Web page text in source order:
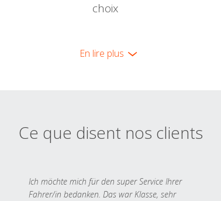
choix
En lire plus
Ce que disent nos clients
Ich möchte mich für den super Service Ihrer
Fahrer/in bedanken. Das war Klasse, sehr